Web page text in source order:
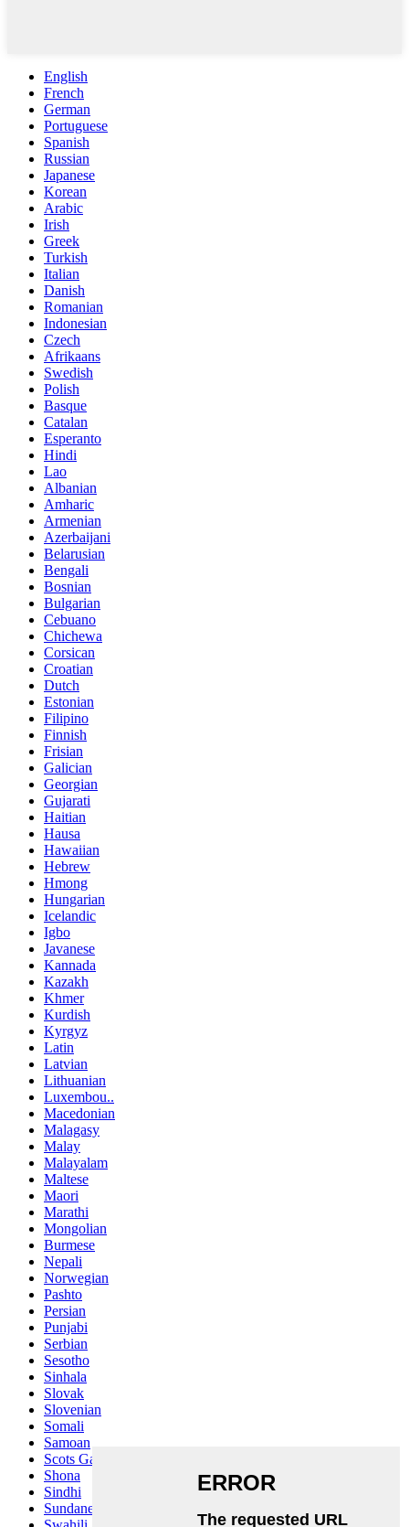
English
French
German
Portuguese
Spanish
Russian
Japanese
Korean
Arabic
Irish
Greek
Turkish
Italian
Danish
Romanian
Indonesian
Czech
Afrikaans
Swedish
Polish
Basque
Catalan
Esperanto
Hindi
Lao
Albanian
Amharic
Armenian
Azerbaijani
Belarusian
Bengali
Bosnian
Bulgarian
Cebuano
Chichewa
Corsican
Croatian
Dutch
Estonian
Filipino
Finnish
Frisian
Galician
Georgian
Gujarati
Haitian
Hausa
Hawaiian
Hebrew
Hmong
Hungarian
Icelandic
Igbo
Javanese
Kannada
Kazakh
Khmer
Kurdish
Kyrgyz
Latin
Latvian
Lithuanian
Luxembou..
Macedonian
Malagasy
Malay
Malayalam
Maltese
Maori
Marathi
Mongolian
Burmese
Nepali
Norwegian
Pashto
Persian
Punjabi
Serbian
Sesotho
Sinhala
Slovak
Slovenian
Somali
Samoan
Scots Gaelic
Shona
Sindhi
Sundanese